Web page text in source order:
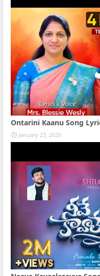
Ontarini Kaanu Song
January 23, 2026